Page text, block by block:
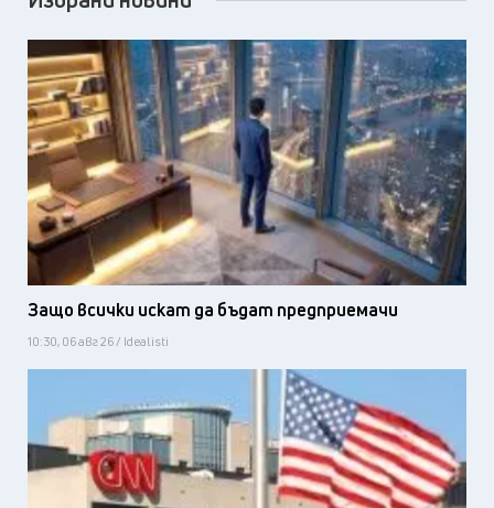
Защо всички искат да бъдат предприемачи
10:30, 06 авг 26 / Idealisti